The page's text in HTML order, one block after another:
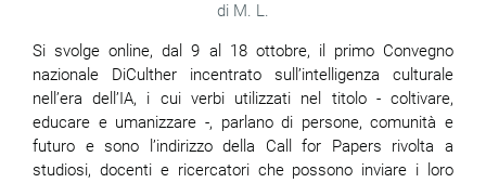
M. L.
Si svolge online, dal 9 al 18 ottobre, il primo Convegno
nazionale DiCulther incentrato sull’intelligenza culturale
nell’era dell’IA, i cui verbi utilizzati nel titolo - coltivare,
educare e umanizzare -, parlano di persone, comunità e
futuro e sono l’indirizzo della Call for Papers rivolta a
studiosi, docenti e ricercatori che possono inviare i loro